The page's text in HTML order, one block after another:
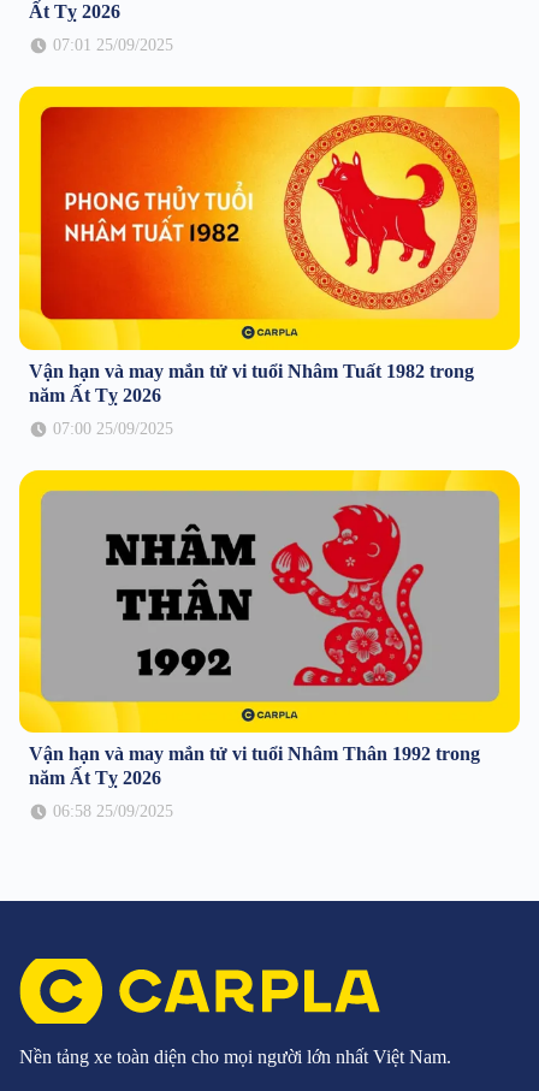
Ất Tỵ 2026
07:01 25/09/2025
Vận hạn và may mắn tử vi tuổi Nhâm Tuất 1982 trong
năm Ất Tỵ 2026
07:00 25/09/2025
Vận hạn và may mắn tử vi tuổi Nhâm Thân 1992 trong
năm Ất Tỵ 2026
06:58 25/09/2025
Nền tảng xe toàn diện cho mọi người lớn nhất Việt Nam.